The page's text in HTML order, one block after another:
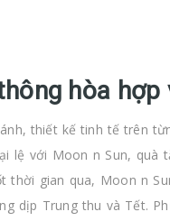
hòa
thiết kế tinh tế trên
lệ với Moon n Sun,
thời gian qua, Moon n
dịp Trung thu và Tết.